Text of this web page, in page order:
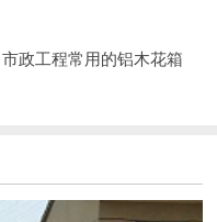
政工程常用的铝木花箱